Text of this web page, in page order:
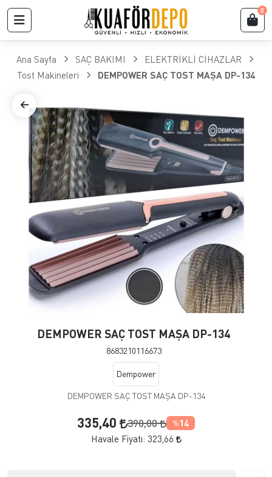
0
Ana Sayfa SAÇ BAKIMI
ELEKTRİKLİ CİHAZLAR
Tost Makineleri
DEMPOWER SAÇ TOST MAŞA DP-134
DEMPOWER SAÇ TOST MAŞA DP-134
8683210116673
Dempower
DEMPOWER SAÇ TOST MAŞA DP-134
335,40 390,00 % 14
Havale Fiyatı: 323,66